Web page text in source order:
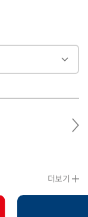
더보기